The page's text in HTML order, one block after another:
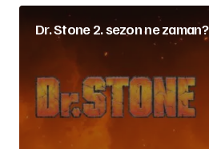
Dr. Stone 2. sezon ne zaman?